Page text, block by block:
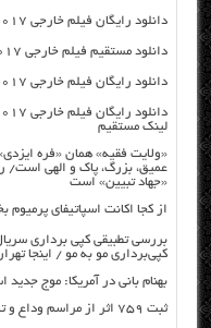
دانلود رایگان فیلم خارجی iBoy 2017 با لینک مستقیم
دانلود مستقیم فیلم خارجی Justice League Dark 2017 از سرور سایت
دانلود رایگان فیلم خارجی Split 2017 با لینک مستقیم
لینک مستقیم
«ولایت فقیه» همان «فره
عمیق، بزرگ، پاک و الهی است/
«جهاد تبیین» است
از کجا اکانت اسپاتیفای پرمیوم بخریم؟ معرفی ۴
بررسی تطبیقی کپی برداری
کپی‌برداری مو به مو / اینجا
بهنام بانی در آمریکا: موج
ثبت ۷۵۹ اثر از مراسم وداع و تشییع رهبر شهید انقلاب